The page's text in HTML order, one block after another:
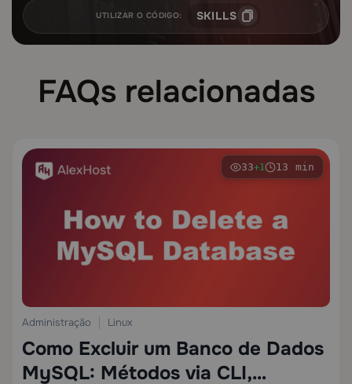
UTILIZAR O CÓDIGO: SKILLS
FAQs relacionadas
33+1 13 min
Administração Linux
Como Excluir um Banco de Dados
MySQL: Métodos via CLI,